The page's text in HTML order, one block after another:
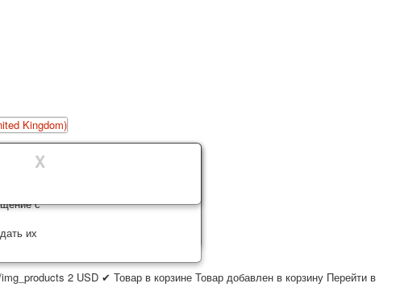
X
на
X
есть
с
их
X
2 USD ✔ Товар в корзине Товар добавлен в корзину Перейти в